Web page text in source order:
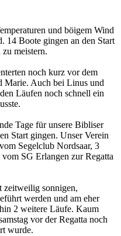
und böigem Wind
14 Boote gingen an den Start
meistern.
noch kurz vor dem
Marie. Auch bei Linus und
Läufen noch schnell ein
Tage für unsere Bibliser
Start gingen. Unser Verein
Segelclub Nordsaar, 3
SG Erlangen zur Regatta
zeitweilig sonnigen,
werden und am eher
2 weitere Läufe. Kaum
vor der Regatta noch
wurde.